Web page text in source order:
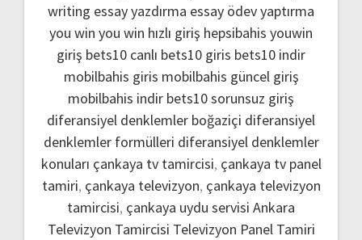
writing essay yazdırma essay ödev yaptırma
you win you win hızlı giriş hepsibahis youwin
giriş bets10 canlı bets10 giris bets10 indir
mobilbahis giris mobilbahis güncel giriş
mobilbahis indir bets10 sorunsuz giriş
diferansiyel denklemler boğaziçi diferansiyel
denklemler formülleri diferansiyel denklemler
konuları çankaya tv tamircisi, çankaya tv panel
tamiri, çankaya televizyon, çankaya televizyon
tamircisi, çankaya uydu servisi Ankara
Televizyon Tamircisi Televizyon Panel Tamiri